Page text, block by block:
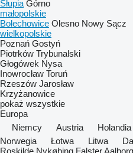
Słupia Górno
małopolskie
Bolechowice Olesno Nowy Sącz
wielkopolskie
Poznań Gostyń
Piotrków Trybunalski
Głogówek Nysa
Inowrocław Toruń
Rzeszów Jarosław
Krzyżanowice
pokaż wszystkie
Europa
Niemcy
Austria Holandia
Norwegia
Łotwa Litwa
Roskilde Nykøbing FalsterAalborg